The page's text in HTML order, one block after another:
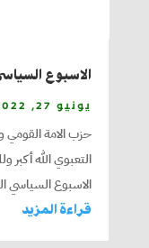
الاسبوع
يونيو 27, 2022
حزب الامة القومي
التعبوي الله أكبر
الاسبوع السياسي
قراءة المزيد